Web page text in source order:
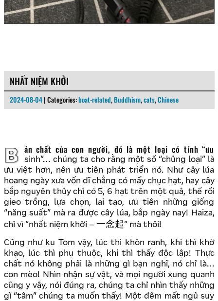
NHẤT NIỆM KHỞI
2024-08-04 | Categories:boat-related,Buddhism,cats,Chinese
Bản chất của con người, đó là một loại có tính “ưu
sinh”… chúng ta cho rằng một số “chủng loại” là
ưu việt hơn, nên ưu tiên phát triển nó. Như cây lúa
hoang ngày xưa vốn dĩ chẳng có mấy chục hạt, hay cây
bắp nguyên thủy chỉ có 5, 6 hạt trên một quả, thế rồi
gieo trồng, lựa chọn, lai tạo, ưu tiên những giống
“năng suất” mà ra được cây lúa, bắp ngày nay! Haiza,
chỉ vì “nhất niệm khởi – 一念起” mà thôi!
Cũng như ku Tom vậy, lúc thì khôn ranh, khi thì khờ
khạo, lúc thì phụ thuộc, khi thì thấy độc lập! Thực
chất nó không phải là những gì bạn nghĩ, nó chỉ là…
con mèo! Nhìn nhận sự vật, và mọi người xung quanh
cũng y vậy, nói đúng ra, chúng ta chỉ nhìn thấy những
gì “tâm” chúng ta muốn thấy! Một đêm mất ngủ suy